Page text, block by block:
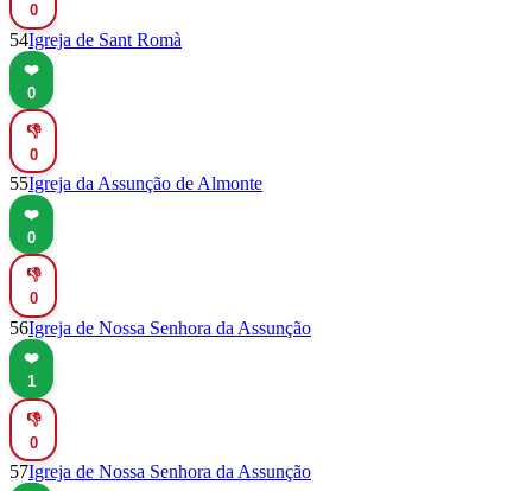
0
54Igreja de Sant Romà
❤️
0
👎
0
55Igreja da Assunção de Almonte
❤️
0
👎
0
56Igreja de Nossa Senhora da Assunção
❤️
1
👎
0
57Igreja de Nossa Senhora da Assunção